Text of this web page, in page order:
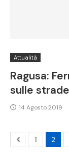
Attualità
Ragusa:
sulle strade
14 Agosto 2019
1 2